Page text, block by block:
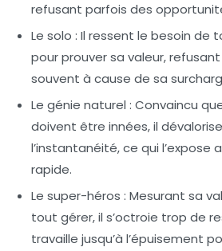
refusant parfois des
Le solo : Il ressent le besoin de
pour prouver sa valeur, refusant
souvent à cause de sa
Le génie naturel : Convaincu
doivent être innées, il
l’instantanéité, ce qui l’expose
rapide.
Le super-héros : Mesurant sa
tout gérer, il s’octroie trop de
travaille jusqu’à l’épuisement